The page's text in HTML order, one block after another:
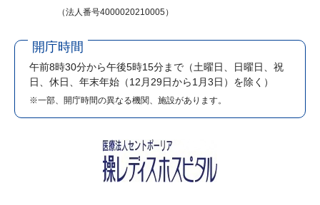
（法人番号4000020210005）
開庁時間
午前8時30分から午後5時15分まで （土曜日、日曜日、祝
日、休日、年末年始（12月29日から1月3日）を除く）
※一部、開庁時間の異なる機関、施設があります。